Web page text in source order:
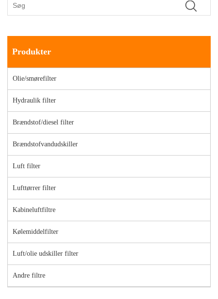
Produkter
Olie/smørefilter
Hydraulik filter
Brændstof/diesel filter
Brændstofvandudskiller
Luft filter
Lufttørrer filter
Kabineluftfiltre
Kølemiddelfilter
Luft/olie udskiller filter
Andre filtre